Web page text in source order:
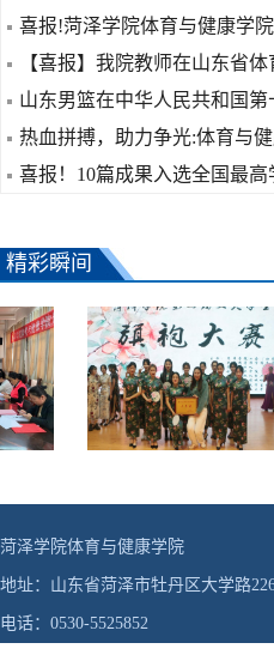
喜报!菏泽学院体育与健康学
【喜报】我院教师在山东省体
山东男篮在中华人民共和国第
热血拼搏，助力争光:体育与
喜报！10篇成果入选全国最高
精彩瞬间
菏泽学院体育与健康学院
地址：山东省菏泽市牡丹区大学路
电话：0530-5525852